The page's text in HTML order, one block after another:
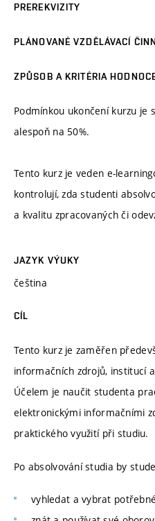
PREREKVIZITY
PLÁNOVANÉ VZDĚLÁVACÍ
ZPŮSOB A KRITÉRIA
Podmínkou ukončení kurzu je
alespoň na 50%.
Tento kurz je veden e-
kontrolují, zda studenti
a kvalitu zpracovaných či
JAZYK VÝUKY
čeština
CÍL
Tento kurz je zaměřen
informačních zdrojů, institucí
Účelem je naučit studenta
elektronickými informačními
praktického využití při studiu.
Po absolvování studia by
vyhledat a vybrat